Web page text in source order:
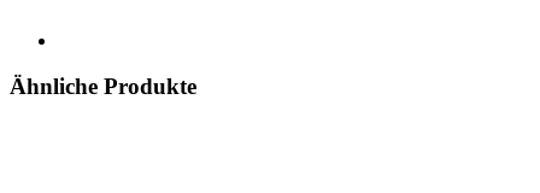
Ähnliche Produkte